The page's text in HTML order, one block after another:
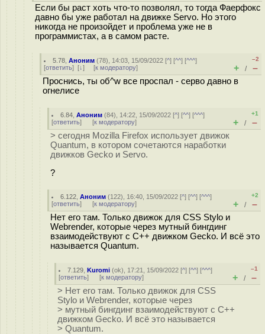
Если бы раст хоть что-то позволял, то тогда Фаерфокс
давно бы уже работал на движке Servo. Но этого
никогда не произойдет и проблема уже не в
программистах, а в самом расте.
5.78 ,Аноним (78), 14:03, 15/09/2022 [^] [^^] [^^^]
[ответить] [↓] [к модератору]
–2
+ / –
Проснись, ты об^w все проспал - серво давно в
огнелисе
6.84 ,Аноним (84), 14:22, 15/09/2022 [^] [^^] [^^^]
[ответить] [к модератору]
+1
+ / –
> сегодня Mozilla Firefox использует движок
Quantum, в котором сочетаются наработки
движков Gecko и Servo.
?
6.122 ,Аноним (122), 16:40, 15/09/2022 [^] [^^] [^^^]
[ответить] [к модератору]
+2
+ / –
Нет его там. Только движок для CSS Stylo и
Webrender, которые через мутный бингдинг
взаимодействуют с C++ движком Gecko. И всё это
называется Quantum.
7.129 ,Kuromi (ok), 17:21, 15/09/2022 [^] [^^] [^^^]
[ответить] [к модератору]
–1
+ / –
> Нет его там. Только движок для CSS
Stylo и Webrender, которые через
> мутный бингдинг взаимодействуют с C++
движком Gecko. И всё это называется
> Quantum.